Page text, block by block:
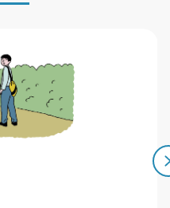
生したトラブルについて
ての規約は予告無く改変
下さい。